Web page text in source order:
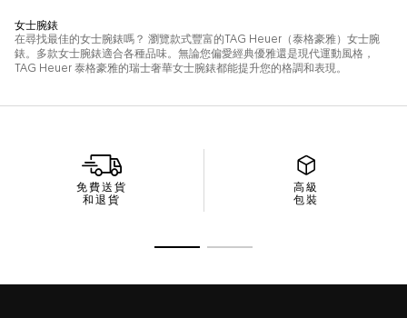
免費送貨
和退貨
高級
包裝